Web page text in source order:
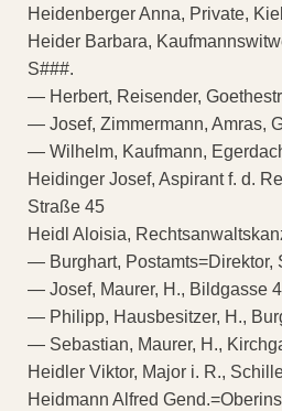
Heidenberger Anna, Private,
Heider Barbara,
S###.
— Herbert, Reisender,
— Josef, Zimmermann, Amras,
— Wilhelm, Kaufmann,
Heidinger Josef, Aspirant f. d.
Straße 45
Heidl Aloisia,
— Burghart, Postamts=Direktor,
— Josef, Maurer, H., Bildgasse 4
— Philipp, Hausbesitzer, H.,
— Sebastian, Maurer, H.,
Heidler Viktor, Major i. R.,
Heidmann Alfred